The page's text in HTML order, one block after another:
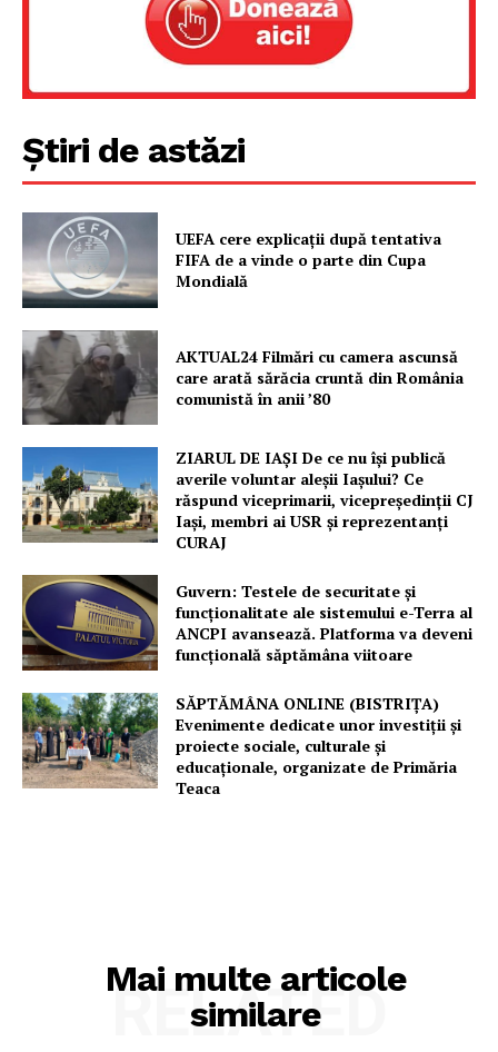
Despre noi / Echipa
Proiecte editoriale
Știri de astăzi
UEFA cere explicații după tentativa
FIFA de a vinde o parte din Cupa
Mondială
AKTUAL24 Filmări cu camera ascunsă
care arată sărăcia cruntă din România
comunistă în anii ’80
ZIARUL DE IAȘI De ce nu își publică
averile voluntar aleșii Iașului? Ce
răspund viceprimarii, vicepreședinții CJ
Iași, membri ai USR și reprezentanți
CURAJ
Guvern: Testele de securitate și
funcționalitate ale sistemului e-Terra al
ANCPI avansează. Platforma va deveni
funcțională săptămâna viitoare
SĂPTĂMÂNA ONLINE (BISTRIȚA)
Evenimente dedicate unor investiții și
proiecte sociale, culturale și
educaționale, organizate de Primăria
Teaca
Mai multe articole
similare
RELATED